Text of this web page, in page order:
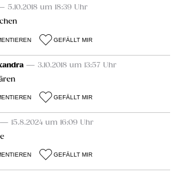
5.10.2018 um 18:39 Uhr
GEFÄLLT MIR
— 3.10.2018 um 13:57 Uhr
GEFÄLLT MIR
— 15.8.2024 um 16:09 Uhr
GEFÄLLT MIR